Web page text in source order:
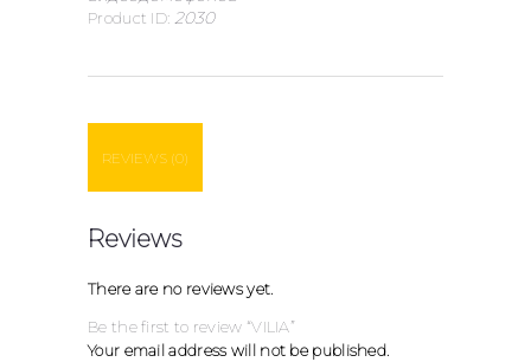
Product ID: 2030
REVIEWS (0)
Reviews
There are no reviews yet.
Be the first to review “VILIA”
Your email address will not be published.